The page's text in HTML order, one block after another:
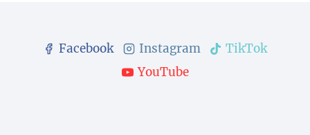
Facebook Instagram
TikTok
YouTube